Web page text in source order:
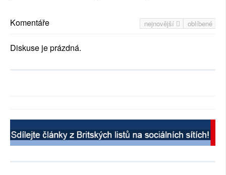
nejnovější oblíbené
Komentáře
Diskuse je prázdná.